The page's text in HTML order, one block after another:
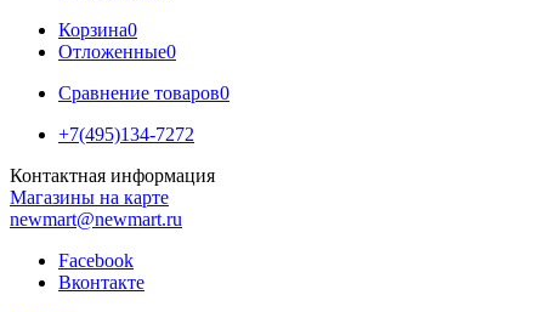
Корзина0
Отложенные0
Сравнение товаров0
+7(495)134-7272
Контактная информация
Магазины на карте
newmart@newmart.ru
Facebook
Вконтакте